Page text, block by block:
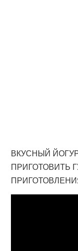
ВКУСНЫЙ
ПРИГОТОВИТЬ